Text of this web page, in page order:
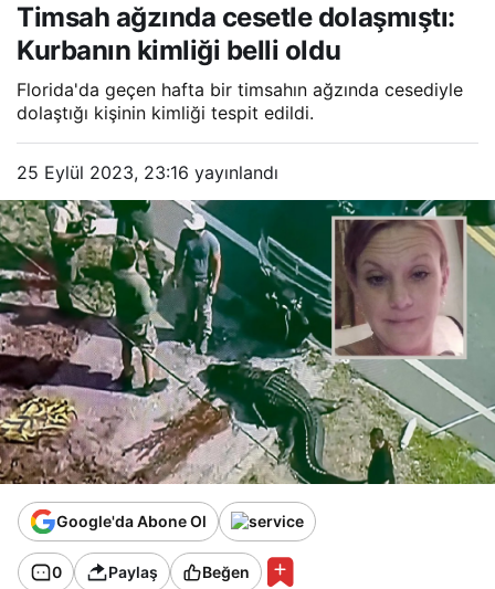
belli oldu
Timsah ağzında cesetle dolaşmıştı:
Kurbanın kimliği belli oldu
Florida'da geçen hafta bir timsahın ağzında cesediyle
dolaştığı kişinin kimliği tespit edildi.
25 Eylül 2023, 23:16 yayınlandı
Google'da Abone Ol
0 Paylaş Beğen